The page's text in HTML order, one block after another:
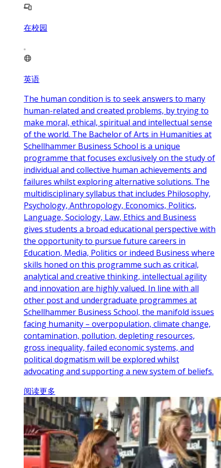
在校园
英语
The human condition is to seek answers to many
human-related and created problems, by trying to
make moral, ethical, spiritual and intellectual sense
of the world. The Bachelor of Arts in Humanities at
Schellhammer Business School is a unique
programme that focuses exclusively on the study of
individual and collective human achievements and
failures whilst exploring alternative solutions. The
multidisciplinary syllabus that includes Philosophy,
Psychology, Anthropology, Economics, Politics,
Language, Sociology, Law, Ethics and Business
gives students a broad educational perspective with
the opportunity to pursue future careers in
Education, Media, Politics or indeed Business where
skills honed on this programme such as critical,
analytical and creative thinking, intellectual agility
and innovation are highly valued. In line with all
other post and undergraduate programmes at
Schellhammer Business School, the manifold issues
facing humanity – overpopulation, climate change,
contamination, pollution, depleting resources,
gross inequality, failed economic systems, and
political dogmatism will be explored whilst
advocating and supporting a new system of beliefs.
阅读更多